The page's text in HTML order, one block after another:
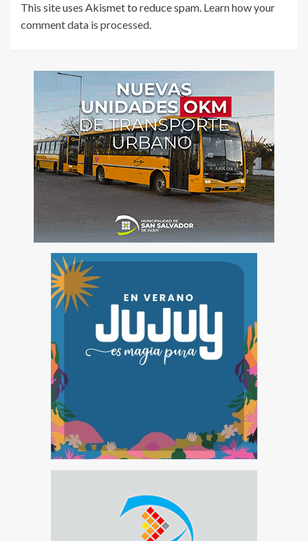
This site uses Akismet to reduce spam. Learn how your
comment data is processed.